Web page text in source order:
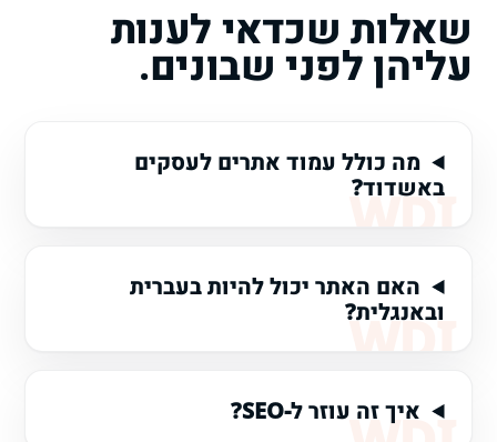
שאלות שכדאי לענות
עליהן לפני שבונים.
מה כולל עמוד אתרים לעסקים
באשדוד?
האם האתר יכול להיות בעברית
ובאנגלית?
איך זה עוזר ל-SEO?